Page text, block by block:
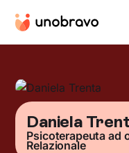
Daniela
Psicoterapeuta ad
Relazionale